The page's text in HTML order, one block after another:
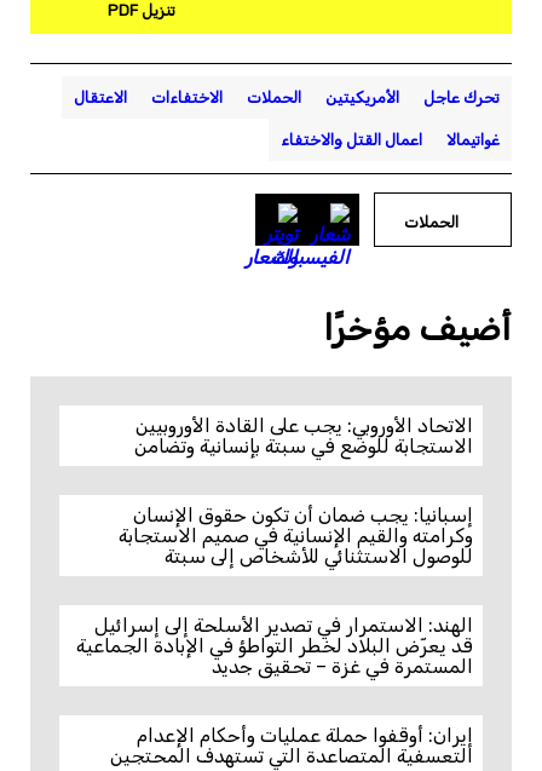
تنزيل PDF
تحرك عاجل الأمريكيتين الحملات الاختفاءات الاعتقال
غواتيمالا اعمال القتل والاختفاء
الحملات
أضيف مؤخرًا
الاتحاد الأوروبي: يجب على القادة الأوروبيين
الاستجابة للوضع في سبتة بإنسانية وتضامن
إسبانيا: يجب ضمان أن تكون حقوق الإنسان
وكرامته والقيم الإنسانية في صميم الاستجابة
للوصول الاستثنائي للأشخاص إلى سبتة
الهند: الاستمرار في تصدير الأسلحة إلى إسرائيل
قد يعرّض البلاد لخطر التواطؤ في الإبادة الجماعية
المستمرة في غزة – تحقيق جديد
إيران: أوقفوا حملة عمليات وأحكام الإعدام
التعسفية المتصاعدة التي تستهدف المحتجين